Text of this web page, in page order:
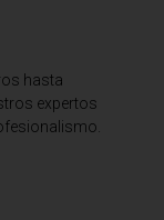
hasta
expertos